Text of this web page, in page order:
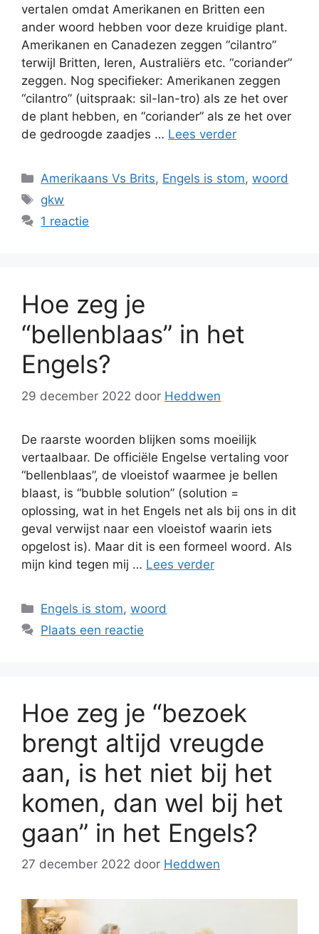
vertalen omdat Amerikanen en Britten een
ander woord hebben voor deze kruidige plant.
Amerikanen en Canadezen zeggen “cilantro”
terwijl Britten, Ieren, Australiërs etc. “coriander”
zeggen. Nog specifieker: Amerikanen zeggen
“cilantro” (uitspraak: sil-lan-tro) als ze het over
de plant hebben, en “coriander” als ze het over
de gedroogde zaadjes … Lees verder
Categorieën
Amerikaans Vs Brits, Engels is stom,woord
Tags
gkw
1 reactie
Hoe zeg je
“bellenblaas” in het
Engels?
29 december 2022 door Heddwen
De raarste woorden blijken soms moeilijk
vertaalbaar. De officiële Engelse vertaling voor
“bellenblaas”, de vloeistof waarmee je bellen
blaast, is “bubble solution” (solution =
oplossing, wat in het Engels net als bij ons in dit
geval verwijst naar een vloeistof waarin iets
opgelost is). Maar dit is een formeel woord. Als
mijn kind tegen mij … Lees verder
Categorieën
Engels is stom,woord
Plaats een reactie
Hoe zeg je “bezoek
brengt altijd vreugde
aan, is het niet bij het
komen, dan wel bij het
gaan” in het Engels?
27 december 2022 door Heddwen